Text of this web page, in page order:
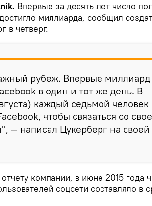
Впервые за десять лет число
миллиарда, сообщил
в четверг.
рубеж. Впервые миллиард
в один и тот же день. В
каждый седьмой человек
чтобы связаться со
— написал Цукерберг на своей
компании, в июне 2015 года
соцсети составляло в